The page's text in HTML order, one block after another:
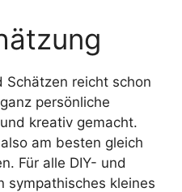
Schätzen reicht schon
persönliche
kreativ gemacht.
am besten gleich
Für alle DIY- und
sympathisches kleines